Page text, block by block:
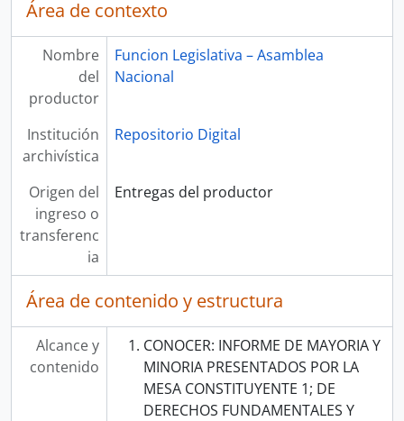
Área de contexto
Nombre
del
productor
Funcion Legislativa – Asamblea
Nacional
Institución
archivística
Repositorio Digital
Origen del
ingreso o
transferenc
ia
Entregas del productor
Área de contenido y estructura
Alcance y
contenido
CONOCER: INFORME DE MAYORIA Y
MINORIA PRESENTADOS POR LA
MESA CONSTITUYENTE 1; DE
DERECHOS FUNDAMENTALES Y